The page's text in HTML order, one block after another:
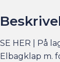
SE HER | På
Elbagklap m.